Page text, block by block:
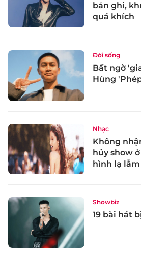
bản ghi,
quá khích
Đời sống
Bất ngờ
Hùng
Nhạc
Không
hủy show
hình lạ
Showbiz
19 bài hát